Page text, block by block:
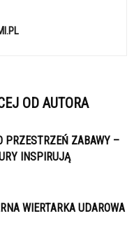
OD AUTORA
PRZESTRZEŃ ZABAWY –
INSPIRUJĄ
WIERTARKA UDAROWA